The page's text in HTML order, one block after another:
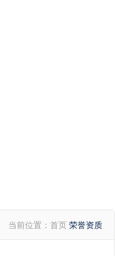
当前位置： 首页 荣誉资质